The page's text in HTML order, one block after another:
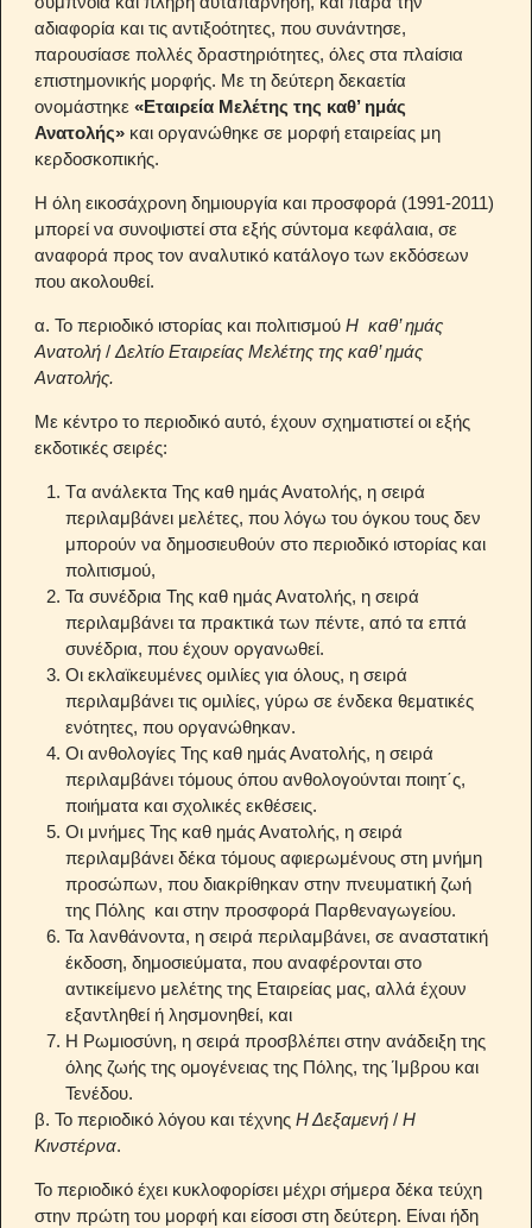
αδιαφορία και τις αντιξοότητες, που συνάντησε,
παρουσίασε πολλές δραστηριότητες, όλες στα πλαίσια
επιστημονικής μορφής. Με τη δεύτερη δεκαετία
ονομάστηκε«Εταιρεία Μελέτης της καθ’ ημάς
Ανατολής» και οργανώθηκε σε μορφή εταιρείας μη
κερδοσκοπικής.
Η όλη εικοσάχρονη δημιουργία και προσφορά (1991-2011)
μπορεί να συνοψιστεί στα εξής σύντομα κεφάλαια, σε
αναφορά προς τον αναλυτικό κατάλογο των εκδόσεων
που ακολουθεί.
α. Το περιοδικό ιστορίας και πολιτισμούΗ καθ’ ημάς
Ανατολή /Δελτίο Εταιρείας Μελέτης της καθ’ ημάς
Ανατολής.
Με κέντρο το περιοδικό αυτό, έχουν σχηματιστεί οι εξής
εκδοτικές σειρές:
Tα ανάλεκτα Της καθ ημάς Ανατολής, η σειρά
περιλαμβάνει μελέτες, που λόγω του όγκου τους δεν
μπορούν να δημοσιευθούν στο περιοδικό ιστορίας και
πολιτισμού,
Τα συνέδρια Της καθ ημάς Ανατολής, η σειρά
περιλαμβάνει τα πρακτικά των πέντε, από τα επτά
συνέδρια, που έχουν οργανωθεί.
Οι εκλαϊκευμένες ομιλίες για όλους, η σειρά
περιλαμβάνει τις ομιλίες, γύρω σε ένδεκα θεματικές
ενότητες, που οργανώθηκαν.
Οι ανθολογίες Της καθ ημάς Ανατολής, η σειρά
περιλαμβάνει τόμους όπου ανθολογούνται ποιητ΄ς,
ποιήματα και σχολικές εκθέσεις.
Οι μνήμες Της καθ ημάς Ανατολής, η σειρά
περιλαμβάνει δέκα τόμους αφιερωμένους στη μνήμη
προσώπων, που διακρίθηκαν στην πνευματική ζωή
της Πόλης και στην προσφορά Παρθεναγωγείου.
Τα λανθάνοντα, η σειρά περιλαμβάνει, σε αναστατική
έκδοση, δημοσιεύματα, που αναφέρονται στο
αντικείμενο μελέτης της Εταιρείας μας, αλλά έχουν
εξαντληθεί ή λησμονηθεί, και
Η Ρωμιοσύνη, η σειρά προσβλέπει στην ανάδειξη της
όλης ζωής της ομογένειας της Πόλης, της Ίμβρου και
Τενέδου.
β. Το περιοδικό λόγου και τέχνηςΗ Δεξαμενή /Η
Κινστέρνα.
Το περιοδικό έχει κυκλοφορίσει μέχρι σήμερα δέκα τεύχη
στην πρώτη του μορφή και είσοσι στη δεύτερη. Είναι ήδη